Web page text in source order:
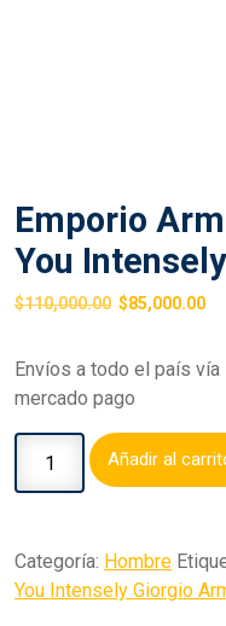
Emporio
You
$110,000.00 $85,000.00
Envíos a todo el país
mercado pago
Añadir al
Categoría: Hombre
You Intensely Giorgio